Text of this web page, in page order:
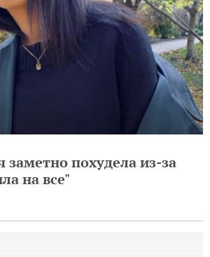
заметно похудела из-за
на все"